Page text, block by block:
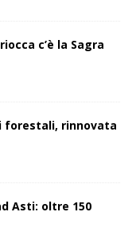
c’è la Sagra
forestali, rinnovata
Asti: oltre 150